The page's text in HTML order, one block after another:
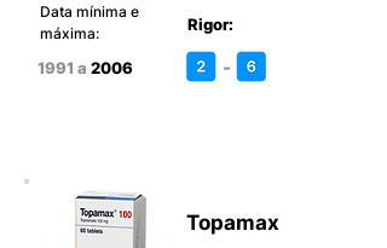
Data mínima e
máxima:
1991 a 2006
Rigor:
-
Topamax